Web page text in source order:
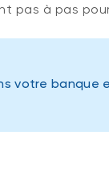
pas à pas
votre banque